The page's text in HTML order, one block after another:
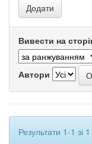
Вивести на
Автори
Результати 1-1 зі